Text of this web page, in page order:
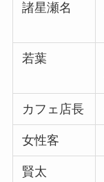
諸星瀬名
若葉
カフェ店長
女性客
賢太